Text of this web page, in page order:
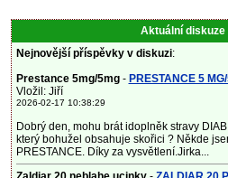
Aktuální diskuze
Nejnovější příspěvky v diskuzi:
Prestance 5mg/5mg- PRESTANCE 5
Vložil: Jiří
2026-02-17 10:38:29
Dobrý den, mohu brát idoplněk stravy
který bohužel obsahuje skořici ? Někde
PRESTANCE. Díky za vysvětlení.Jirka...